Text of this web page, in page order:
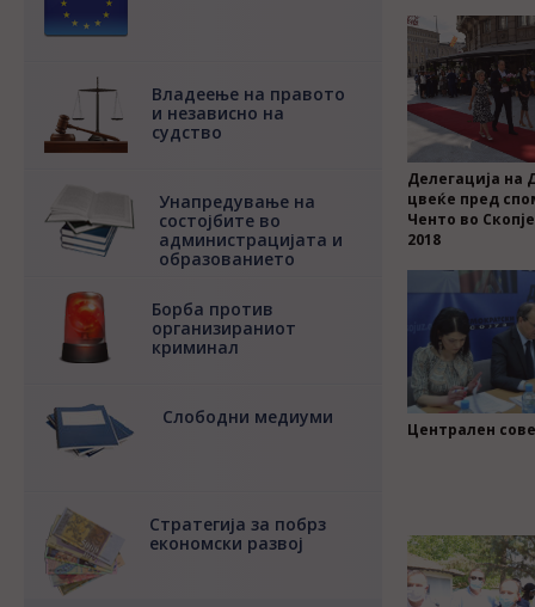
Владеење на правото
и независно на
судство
Унапредување на
состојбите во
администрацијата и
образованието
Борба против
организираниот
криминал
Слободни медиуми
Стратегија за побрз
економски развој
Делегација на
цвеќе пред
Ченто во
2018
Централен